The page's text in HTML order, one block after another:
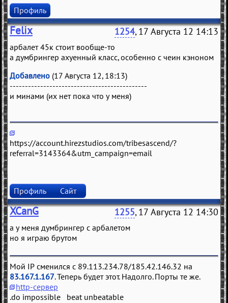
Профиль
Felix 1254, 17 Августа 12 14:13
арбалет 45к стоит вообще-то
а думбрингер ахуенный класс, особенно с чеин кэноном
Добавлено (17 Августа 12, 18:13)
---------------------------------------------
и минами (их нет пока что у меня)
https://account.hirezstudios.com/tribesascend/?
referral=3143364&utm_campaign=email
Профиль Сайт
XCanG 1255, 17 Августа 12 14:30
а у меня думбрингер с арбалетом
но я играю брутом
Мой IP сменился с 89.113.234.78/185.42.146.32 на
83.167.1.167. Теперь будет этот. Надолго. Порты те же.
http-сервер
.do impossible beat unbeatable